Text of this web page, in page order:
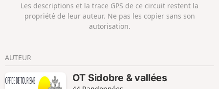
Les descriptions et la trace GPS de ce circuit restent la
propriété de leur auteur. Ne pas les copier sans son
autorisation.
AUTEUR
OT Sidobre & vallées